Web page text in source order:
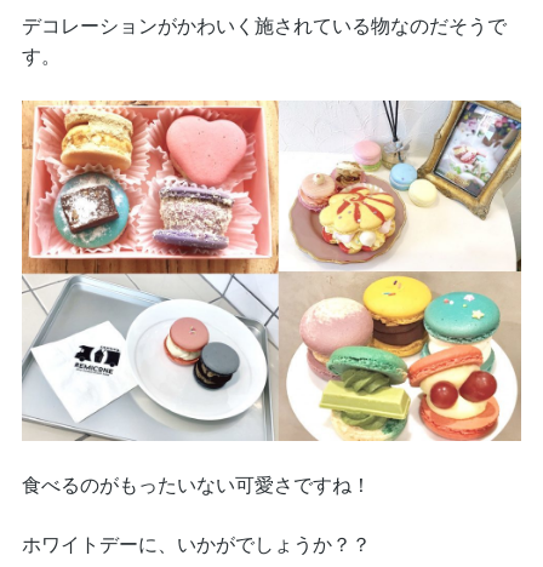
デコレーションがかわいく施されている物なのだそうで
す。
食べるのがもったいない可愛さですね！
ホワイトデーに、いかがでしょうか？？